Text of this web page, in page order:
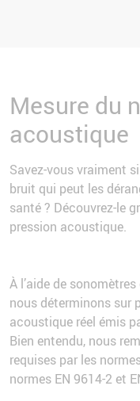
Mesure du
acoustique
Savez-vous vraiment
bruit qui peut les
santé ? Découvrez-le
pression acoustique.
À l’aide de
nous déterminons sur
acoustique réel émis
Bien entendu, nous
requises par les
normes EN 9614-2 et